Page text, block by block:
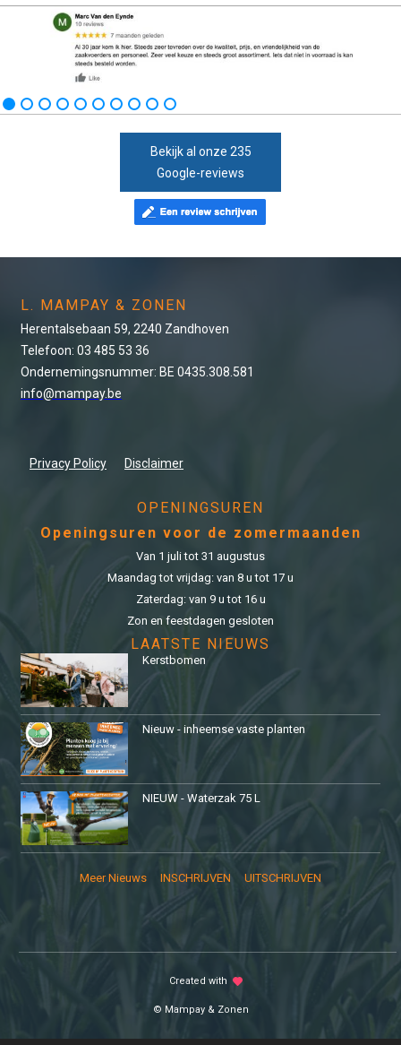
Bekijk al onze 235
Google-reviews
L. MAMPAY & ZONEN
Herentalsebaan 59, 2240 Zandhoven
Telefoon: 03 485 53 36
Ondernemingsnummer: BE 0435.308.581
info@mampay.be
Privacy Policy Disclaimer
OPENINGSUREN
Openingsuren voor de zomermaanden
Van 1 juli tot 31 augustus
Maandag tot vrijdag: van 8 u tot 17 u
Zaterdag: van 9 u tot 16 u
Zon en feestdagen gesloten
LAATSTE NIEUWS
Kerstbomen
Nieuw - inheemse vaste planten
NIEUW - Waterzak 75 L
Meer Nieuws INSCHRIJVEN UITSCHRIJVEN
Created with love
© Mampay & Zonen